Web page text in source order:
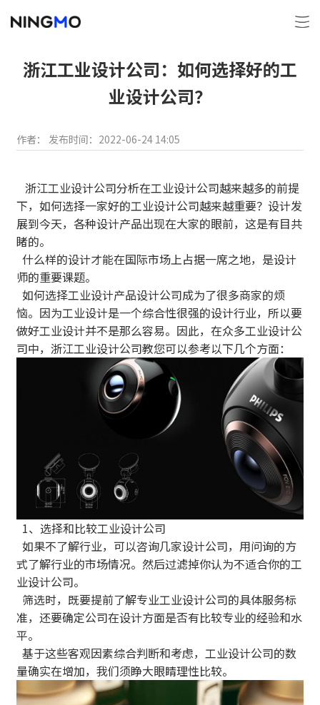
浙江工业设计公司：如何选择好的工
业设计公司？
作者： 发布时间：2022-06-24 14:05
浙江工业设计公司分析在工业设计公司越来越多的前提
下，如何选择一家好的工业设计公司越来越重要？设计发
展到今天，各种设计产品出现在大家的眼前，这是有目共
睹的。
什么样的设计才能在国际市场上占据一席之地，是设计
师的重要课题。
如何选择工业设计产品设计公司成为了很多商家的烦
恼。因为工业设计是一个综合性很强的设计行业，所以要
做好工业设计并不是那么容易。因此，在众多工业设计公
司中，浙江工业设计公司教您可以参考以下几个方面：
1、选择和比较工业设计公司
如果不了解行业，可以咨询几家设计公司，用问询的方
式了解行业的市场情况。然后过滤掉你认为不适合你的工
业设计公司。
筛选时，既要提前了解专业工业设计公司的具体服务标
准，还要确定公司在设计方面是否有比较专业的经验和水
平。
基于这些客观因素综合判断和考虑，工业设计公司的数
量确实在增加，我们须睁大眼睛理性比较。